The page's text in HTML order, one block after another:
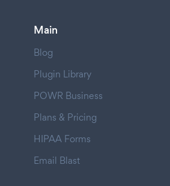
Main
Blog
Plugin Library
POWR Business
Plans & Pricing
HIPAA Forms
Email Blast